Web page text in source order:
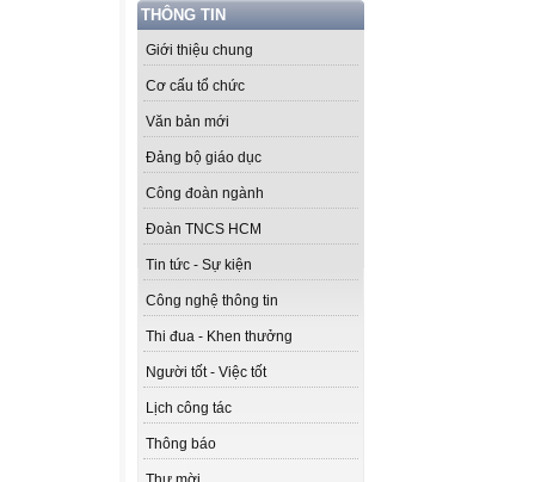
THÔNG TIN
Giới thiệu chung
Cơ cấu tổ chức
Văn bản mới
Đảng bộ giáo dục
Công đoàn ngành
Đoàn TNCS HCM
Tin tức - Sự kiện
Công nghệ thông tin
Thi đua - Khen thưởng
Người tốt - Việc tốt
Lịch công tác
Thông báo